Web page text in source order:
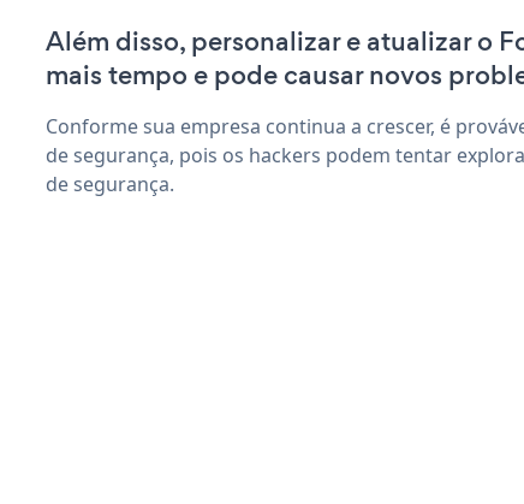
Além disso, personalizar e atualizar o
mais tempo e pode causar novos
Conforme sua empresa continua a crescer, é
de segurança, pois os hackers podem tentar
de segurança.